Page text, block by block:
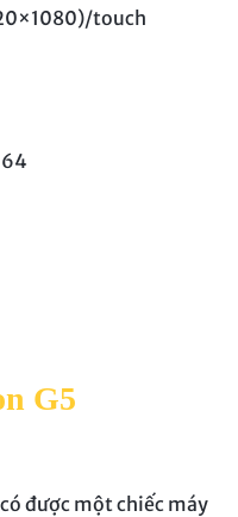
touch
64
G5
được một chiếc máy